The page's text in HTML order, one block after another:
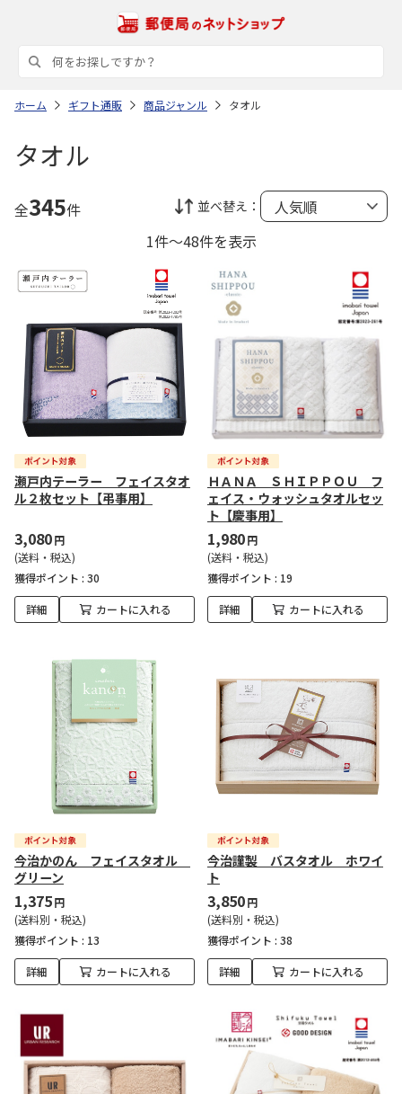
ホーム ギフト通販 商品ジャンル タオル
タオル
全345件 並べ替え：
1件～48件を表示
瀬戸内テーラー フェイスタオ
ル２枚セット【弔事用】
3,080円
(送料・税込)
獲得ポイント : 30
詳細 カートに入れる
ＨＡＮＡ ＳＨＩＰＰＯＵ フ
ェイス・ウォッシュタオルセッ
ト【慶事用】
1,980円
(送料・税込)
獲得ポイント : 19
詳細 カートに入れる
今治かのん フェイスタオル
グリーン
1,375円
(送料別・税込)
獲得ポイント : 13
詳細 カートに入れる
今治謹製 バスタオル ホワイ
ト
3,850円
(送料別・税込)
獲得ポイント : 38
詳細 カートに入れる